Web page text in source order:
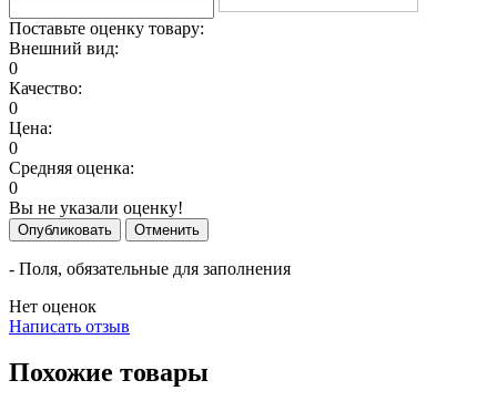
Поставьте оценку товару:
Внешний вид:
0
Качество:
0
Цена:
0
Средняя оценка:
0
Вы не указали оценку!
Опубликовать Отменить
- Поля, обязательные для заполнения
Нет оценок
Написать отзыв
Похожие товары